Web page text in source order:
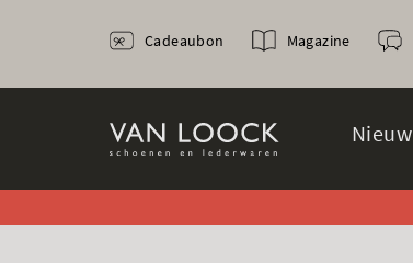
Nieuw
Cadeaubon Magazine